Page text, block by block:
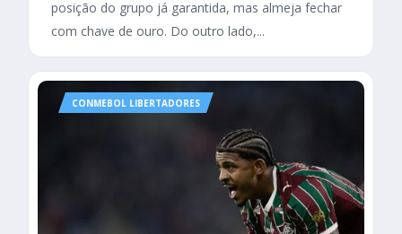
posição do grupo já garantida, mas almeja fechar
com chave de ouro. Do outro lado,...
CONMEBOL LIBERTADORES